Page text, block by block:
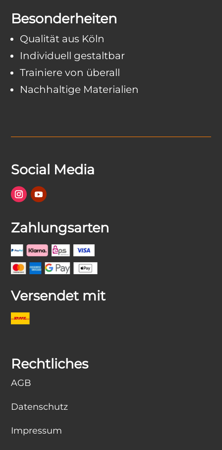
Besonderheiten
Qualität aus Köln
Individuell gestaltbar
Trainiere von überall
Nachhaltige Materialien
Social Media
Zahlungsarten
Versendet mit
Rechtliches
AGB
Datenschutz
Impressum